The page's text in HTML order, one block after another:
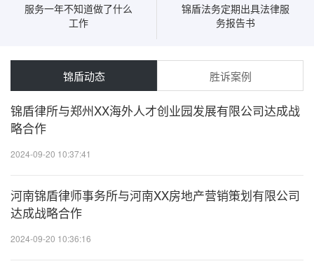
服务一年不知道做了什么
工作
锦盾法务定期出具法律服
务报告书
锦盾动态 胜诉案例
锦盾律所与郑州XX海外人才创业园发展有限公司达成战
略合作
2024-09-20 10:37:41
河南锦盾律师事务所与河南XX房地产营销策划有限公司
达成战略合作
2024-09-20 10:36:16